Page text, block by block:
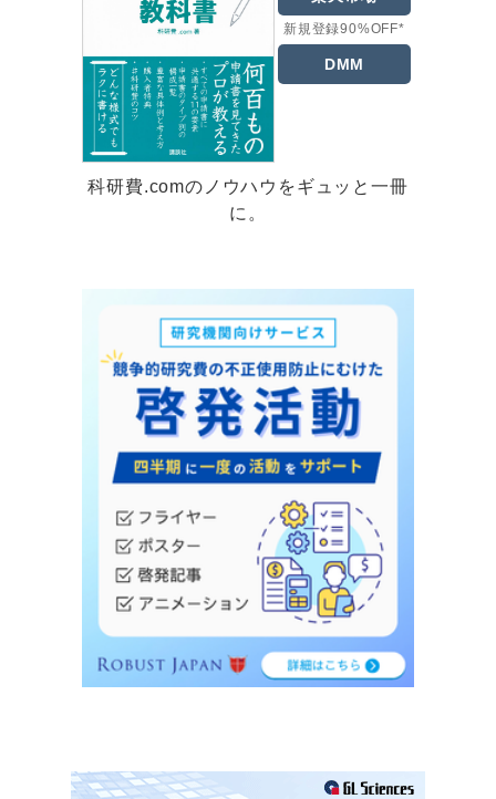
新規登録90%OFF*
DMM
科研費.comのノウハウをギュッと一冊
に。